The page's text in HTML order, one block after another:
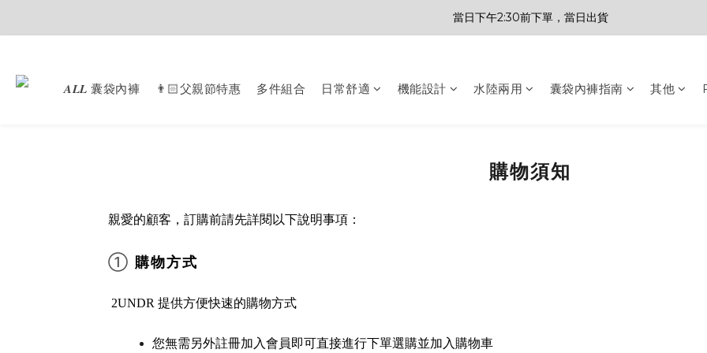
當日下午2:30前下單，當日出貨
𝑨𝑳𝑳 囊袋內褲 👨🏻父親節特惠 多件組合 日常舒適 機能設計 水陸兩用 囊袋內褲指南 其他
購物須知
親愛的顧客，訂購前請先詳閱以下說明事項：
① 購物方式
2UNDR 提供方便快速的購物方式
您無需另外註冊加入會員即可直接進行下單選購並加入購物車